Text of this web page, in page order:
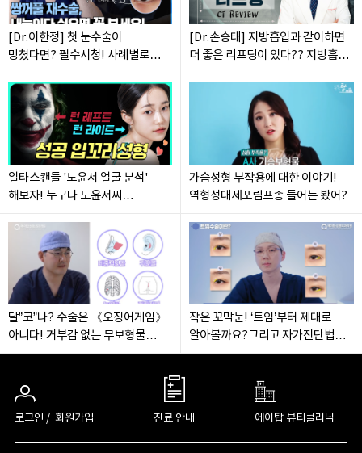
[Dr.이한정] 첫 눈수술이
망쳤다면? 필수시청! 사례별로
[Dr.손승태] 지방흡입과 같이하면
더 좋은 리프팅이 있다?? 지방흡입
에이탑성형외과/ATOP plastic
일타스캔들 '노윤서 얼굴 분석'
해보자! 누구나 노윤서씨
에이탑성형외과/ATOP plastic
surgery/(feat:이한정원장)
가슴성형 부작용에 대한 이야기!
역형성대세포림프종 들어는 봤어?
달”코”나? 수술은 《오징어게임》
아니다! 거부감 없는 무보형물
코수술과 코재수술 총정리 (feat:
작은 꼬막눈! ‘트임’부터 제대로
알아볼까요?그리고 자가진단법은?
(feat:손승태원장)
로그인 / 회원가입 진료 안내 에이탑 뷰티클리닉